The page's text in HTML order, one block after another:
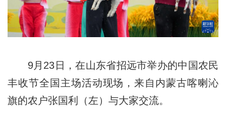
9月23日，在山东省招远市举办的中国农民
丰收节全国主场活动现场，来自内蒙古喀喇沁
旗的农户张国利（左）与大家交流。